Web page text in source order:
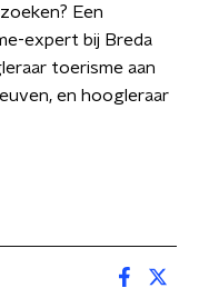
Een
expert bij Breda
toerisme aan
en hoogleraar